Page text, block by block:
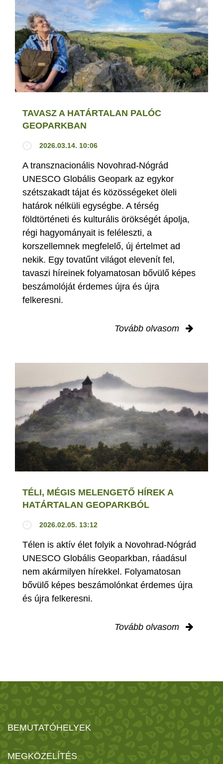
TAVASZ A HATÁRTALAN PALÓC
GEOPARKBAN
2026.03.14. 10:06
A transznacionális Novohrad-Nógrád
UNESCO Globális Geopark az egykor
szétszakadt tájat és közösségeket öleli
határok nélküli egységbe. A térség
földtörténeti és kulturális örökségét ápolja,
régi hagyományait is feléleszti, a
korszellemnek megfelelő, új értelmet ad
nekik. Egy tovatűnt világot elevenít fel,
tavaszi híreinek folyamatosan bővülő képes
beszámolóját érdemes újra és újra
felkeresni.
Tovább olvasom
TÉLI, MÉGIS MELENGETŐ HÍREK A
HATÁRTALAN GEOPARKBÓL
2026.02.05. 13:12
Télen is aktív élet folyik a Novohrad-Nógrád
UNESCO Globális Geoparkban, ráadásul
nem akármilyen hírekkel. Folyamatosan
bővülő képes beszámolónkat érdemes újra
és újra felkeresni.
Tovább olvasom
BEMUTATÓHELYEK
MEGKÖZELÍTÉS